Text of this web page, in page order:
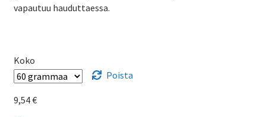
vapautuu hauduttaessa.
Koko
Poista
9,54€